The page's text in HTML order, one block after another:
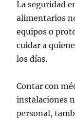
La seguridad
alimentarios
equipos o
cuidar a
los días.
Contar con
instalaciones
personal,